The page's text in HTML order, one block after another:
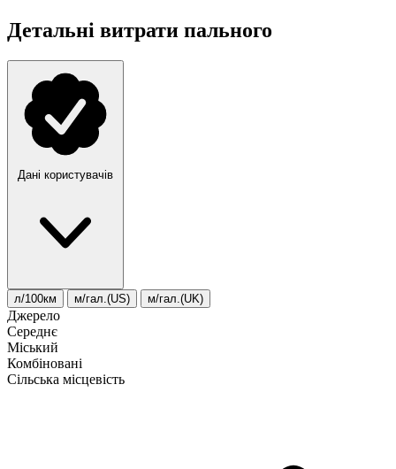
Детальні витрати пального
Дані користувачів
л/100км м/гал.(US) м/гал.(UK)
Джерело
Середнє
Міський
Комбіновані
Сільська місцевість